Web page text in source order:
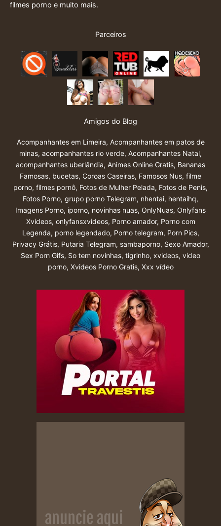
filmes porno e muito mais.
Parceiros
Amigos do Blog
Acompanhantes em Limeira, Acompanhantes em patos de
minas, acompanhantes rio verde, Acompanhantes Natal,
acompanhantes uberlândia, Animes Online Gratis, Bananas
Famosas, bucetas, Coroas Caseiras, Famosos Nus, filme
porno, filmes pornô, Fotos de Mulher Pelada, Fotos de Penis,
Fotos Porno, grupo porno Telegram, nhentai, hentaihq,
Imagens Porno, iporno, novinhas nuas, OnlyNuas, Onlyfans
Xvideos, onlyfansxvideos, Porno amador, Porno com
Legenda, porno legendado, Porno telegram, Porn Pics,
Privacy Grátis, Putaria Telegram, sambaporno, Sexo Amador,
Sex Porn Gifs, So tem novinhas, tigrinho, xvideos, video
porno, Xvideos Porno Gratis, Xxx vídeo